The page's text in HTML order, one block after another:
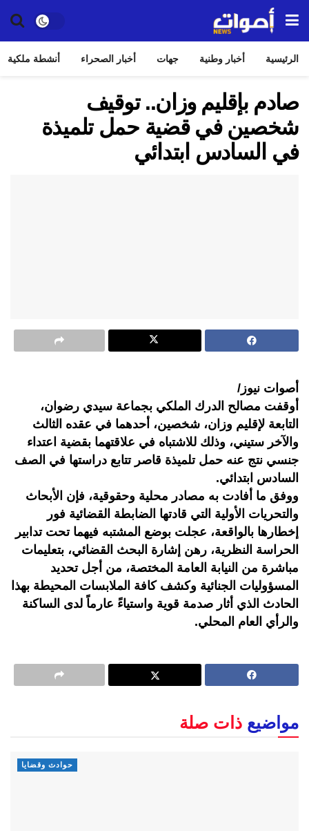
الرئيسية أخبار وطنية جهات أخبار الصحراء أنشطة ملكية
صادم بإقليم وزان.. توقيف
شخصين في قضية حمل تلميذة
في السادس ابتدائي
أصوات نيوز/
أوقفت مصالح الدرك الملكي بجماعة سيدي رضوان،
التابعة لإقليم وزان، شخصين، أحدهما في عقده الثالث
والآخر ستيني، وذلك للاشتباه في علاقتهما بقضية اعتداء
جنسي نتج عنه حمل تلميذة قاصر تتابع دراستها في الصف
السادس ابتدائي.
ووفق ما أفادت به مصادر محلية وحقوقية، فإن الأبحاث
والتحريات الأولية التي قادتها الضابطة القضائية فور
إخطارها بالواقعة، عجلت بوضع المشتبه فيهما تحت تدابير
الحراسة النظرية، رهن إشارة البحث القضائي، بتعليمات
مباشرة من النيابة العامة المختصة، من أجل تحديد
المسؤوليات الجنائية وكشف كافة الملابسات المحيطة بهذا
الحادث الذي أثار صدمة قوية واستياءً عارماً لدى الساكنة
والرأي العام المحلي.
مواضيع ذات صلة
حوادث وقضايا